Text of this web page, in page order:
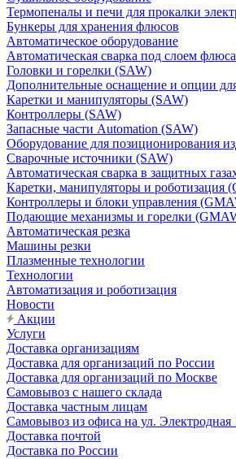
Термопеналы и печи для прокалки
Бункеры для хранения флюсов
Автоматическое оборудование
Автоматическая сварка под слоем
Головки и горелки (SAW)
Дополнительные оснащение и опции
Каретки и манипуляторы (SAW)
Контроллеры (SAW)
Запасные части Automation (SAW)
Оборудование для позиционирования
Сварочные источники (SAW)
Автоматическая сварка в защитных
Каретки, манипуляторы и роботизация
Контроллеры и блоки управления
Подающие механизмы и горелки
Автоматическая резка
Машины резки
Плазменные технологии
Технологии
Автоматизация и роботизация
Новости
Акции
Услуги
Доставка организациям
Доставка для организаций по России
Доставка для организаций по Москве
Самовывоз с нашего склада
Доставка частным лицам
Самовывоз из офиса на ул. Электродная
Доставка почтой
Доставка по России